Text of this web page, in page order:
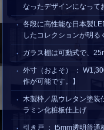
なったデザインになって
各段に高性能な日本製
したコレクションが明る
ガラス棚は可動式で、
外寸（およそ） ：
作が可能です。】
木製枠／黒ウレタン塗
ラミン化粧板仕上げ
引き戸 ： t5mm透明普